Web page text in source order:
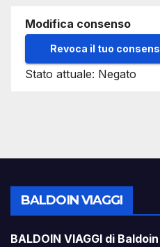
Modifica consenso
Revoca il tuo
Stato attuale: Negato
BALDOIN VIAGGI
BALDOIN VIAGGI di